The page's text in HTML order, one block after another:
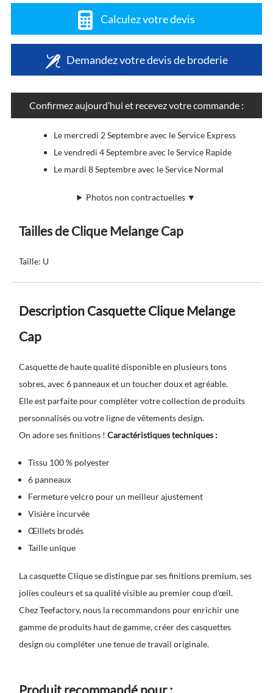
Calculez votre devis
Demandez votre devis de broderie
Confirmez aujourd’hui et recevez votre commande :
Le mercredi 2 Septembre avec le Service Express
Le vendredi 4 Septembre avec le Service Rapide
Le mardi 8 Septembre avec le Service Normal
Photos non contractuelles ▼
Tailles de Clique Melange Cap
Taille: U
Description Casquette Clique Melange
Cap
Casquette de haute qualité disponible en plusieurs tons
sobres, avec 6 panneaux et un toucher doux et agréable.
Elle est parfaite pour compléter votre collection de produits
personnalisés ou votre ligne de vêtements design.
On adore ses finitions !Caractéristiques techniques :
Tissu 100 % polyester
6 panneaux
Fermeture velcro pour un meilleur ajustement
Visière incurvée
Œillets brodés
Taille unique
La casquette Clique se distingue par ses finitions premium, ses
jolies couleurs et sa qualité visible au premier coup d'œil.
Chez Teefactory, nous la recommandons pour enrichir une
gamme de produits haut de gamme, créer des casquettes
design ou compléter une tenue de travail originale.
Produit recommandé pour :